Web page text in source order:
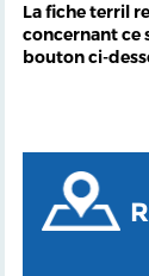
La fiche terril
concernant ce
bouton ci-